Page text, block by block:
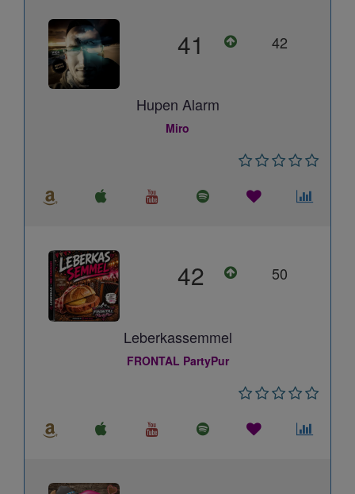
41 42
Hupen Alarm
Miro
42 50
Leberkassemmel
FRONTAL PartyPur